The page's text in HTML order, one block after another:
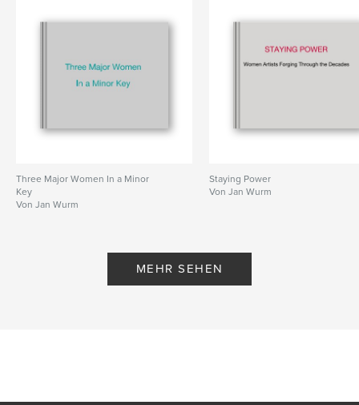
Three Major Women In a Minor
Key
Von Jan Wurm
Staying Power
Von Jan Wurm
MEHR SEHEN